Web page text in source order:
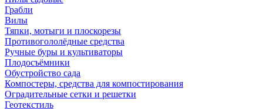
Грабли
Вилы
Тяпки, мотыги и плоскорезы
Противогололёдные средства
Ручные буры и культиваторы
Плодосъёмники
Обустройство сада
Компостеры, средства для компостирования
Оградительные сетки и решетки
Геотекстиль